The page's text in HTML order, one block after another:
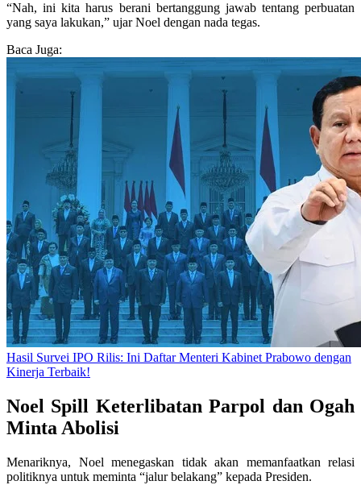
“Nah, ini kita harus berani bertanggung jawab tentang perbuatan
yang saya lakukan,” ujar Noel dengan nada tegas.
Baca Juga:
Hasil Survei IPO Rilis: Ini Daftar Menteri Kabinet Prabowo dengan
Kinerja Terbaik!
Noel Spill Keterlibatan Parpol dan Ogah
Minta Abolisi
Menariknya, Noel menegaskan tidak akan memanfaatkan relasi
politiknya untuk meminta “jalur belakang” kepada Presiden.